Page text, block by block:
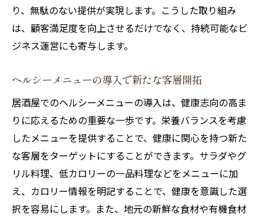
り、無駄のない提供が実現します。こうした取り組み
は、顧客満足度を向上させるだけでなく、持続可能なビ
ジネス運営にも寄与します。
ヘルシーメニューの導入で新たな客層開拓
居酒屋でのヘルシーメニューの導入は、健康志向の高ま
りに応えるための重要な一歩です。栄養バランスを考慮
したメニューを提供することで、健康に関心を持つ新た
な客層をターゲットにすることができます。サラダやグ
リル料理、低カロリーの一品料理などをメニューに加
え、カロリー情報を明記することで、健康を意識した選
択を容易にします。また、地元の新鮮な食材や有機食材